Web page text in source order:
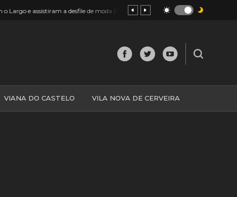
a desfile de moda [FOTOS e VÍDEOS] 19:26 Monção: Andavam a
VIANA DO CASTELO VILA NOVA DE CERVEIRA